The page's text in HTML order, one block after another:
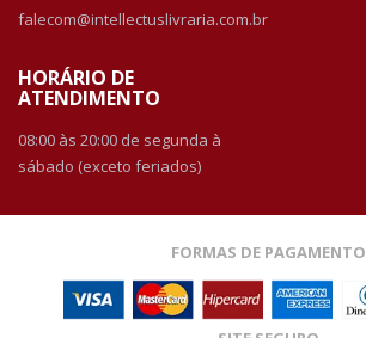
falecom@intellectuslivraria.com.br
HORÁRIO DE
ATENDIMENTO
08:00 às 20:00 de segunda à
sábado (exceto feriados)
FORMAS DE PAGAMENTO